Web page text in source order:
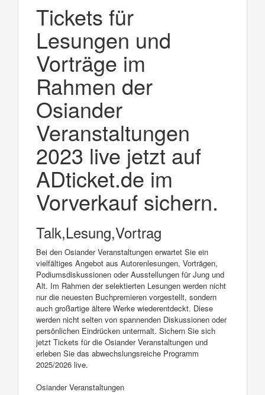
Tickets für
Lesungen und
Vorträge im
Rahmen der
Osiander
Veranstaltungen
2023 live jetzt auf
ADticket.de im
Vorverkauf sichern.
Talk,Lesung,Vortrag
Bei den Osiander Veranstaltungen erwartet Sie ein
vielfältiges Angebot aus Autorenlesungen, Vorträgen,
Podiumsdiskussionen oder Ausstellungen für Jung und
Alt. Im Rahmen der selektierten Lesungen werden nicht
nur die neuesten Buchpremieren vorgestellt, sondern
auch großartige ältere Werke wiederentdeckt. Diese
werden nicht selten von spannenden Diskussionen oder
persönlichen Eindrücken untermalt. Sichern Sie sich
jetzt Tickets für die Osiander Veranstaltungen und
erleben Sie das abwechslungsreiche Programm
2025/2026 live.
Osiander Veranstaltungen